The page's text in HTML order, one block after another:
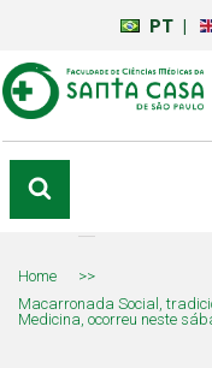
PT
Home
>>
Macarronada Social,
Medicina, ocorreu neste